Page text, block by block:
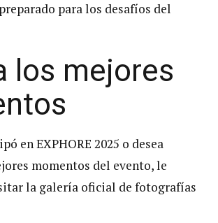
para los desafíos del
los mejores
en EXPHORE 2025 o desea
momentos del evento, le
la galería oficial de fotografías